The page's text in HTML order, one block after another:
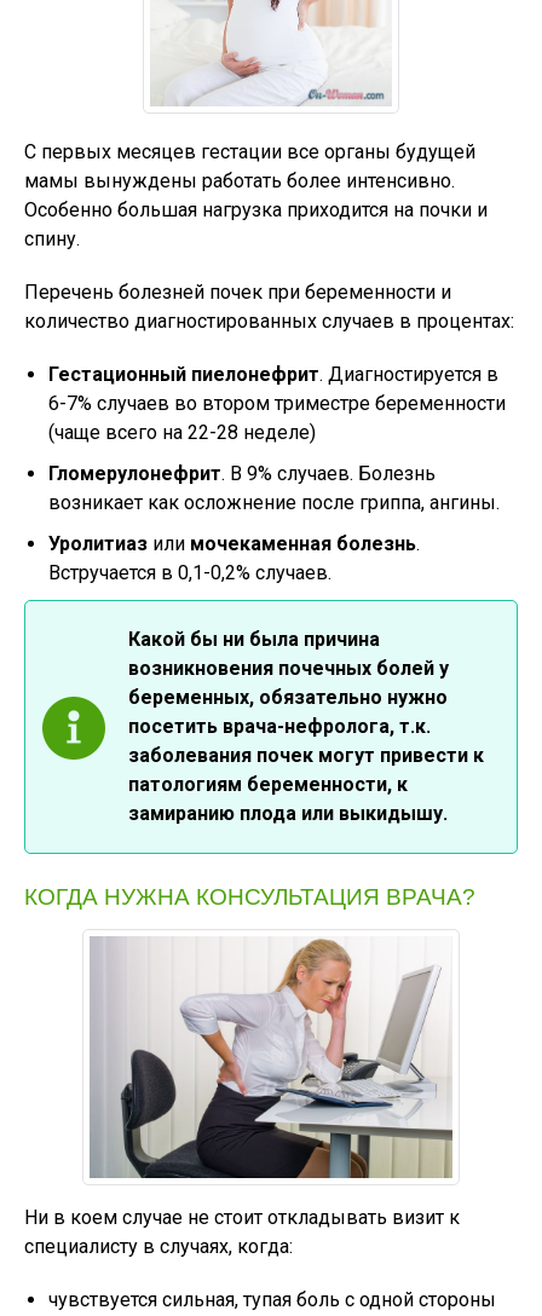
С первых месяцев гестации все органы будущей
мамы вынуждены работать более интенсивно.
Особенно большая нагрузка приходится на почки и
спину.
Перечень болезней почек при беременности и
количество диагностированных случаев в процентах:
Гестационный пиелонефрит. Диагностируется в
6-7% случаев во втором триместре беременности
(чаще всего на 22-28 неделе)
Гломерулонефрит. В 9% случаев. Болезнь
возникает как осложнение после гриппа, ангины.
Уролитиаз или мочекаменная болезнь.
Встручается в 0,1-0,2% случаев.
Какой бы ни была причина
возникновения почечных болей у
беременных, обязательно нужно
посетить врача-нефролога, т.к.
заболевания почек могут привести к
патологиям беременности, к
замиранию плода или выкидышу.
КОГДА НУЖНА КОНСУЛЬТАЦИЯ ВРАЧА?
Ни в коем случае не стоит откладывать визит к
специалисту в случаях, когда:
чувствуется сильная, тупая боль с одной стороны